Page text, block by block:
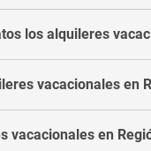
los alquileres
vacacionales en
vacacionales en